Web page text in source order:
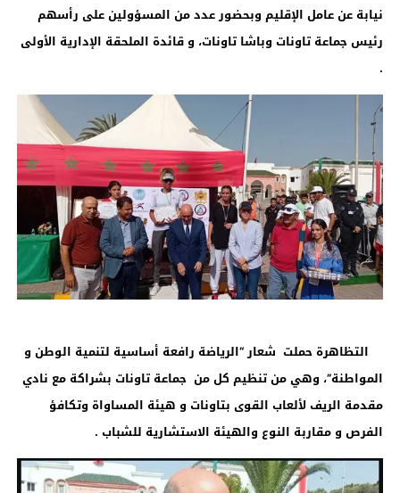
نيابة عن عامل الإقليم وبحضور عدد من المسؤولين على رأسهم
رئيس جماعة تاونات وباشا تاونات، و قائدة الملحقة الإدارية الأولى
.
التظاهرة حملت شعار “الرياضة رافعة أساسية لتنمية الوطن و
المواطنة”، وهي من تنظيم كل من جماعة تاونات بشراكة مع نادي
مقدمة الريف لألعاب القوى بتاونات و هيئة المساواة وتكافؤ
الفرص و مقاربة النوع والهيئة الاستشارية للشباب .